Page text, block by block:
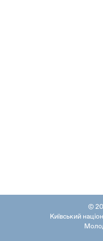
©
Київський